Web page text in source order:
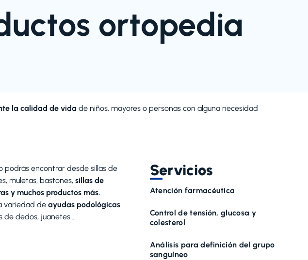
ortopedia
la calidad de vida de niños, mayores o personas con alguna necesidad
podrás encontrar desde sillas de
muletas, bastones, sillas de
y muchos productos más.
variedad de ayudas podológicas
de dedos, juanetes…
Servicios
Atención farmacéutica
Control de tensión, glucosa y
colesterol
Análisis para definición del grupo
sanguíneo